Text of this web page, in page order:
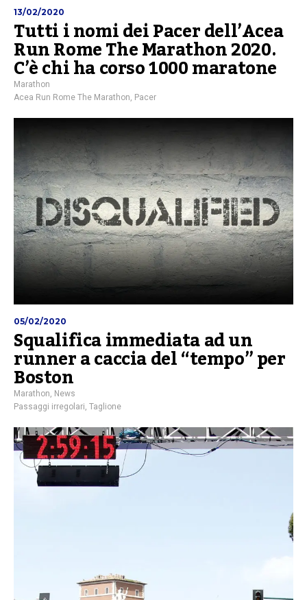
13/02/2020
Tutti i nomi dei Pacer dell’Acea
Run Rome The Marathon 2020.
C’è chi ha corso 1000 maratone
Marathon
Acea Run Rome The Marathon, Pacer
05/02/2020
Squalifica immediata ad un
runner a caccia del “tempo” per
Boston
Marathon, News
Passaggi irregolari, Taglione